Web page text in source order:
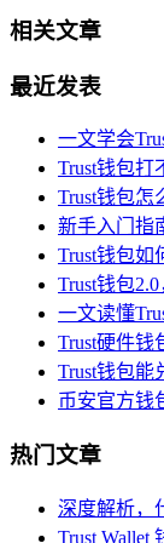
相关文章
最近发表
一文学会
Trust钱包打
Trust钱包怎
新手入门指
Trust钱包如
Trust钱包
一文读懂
Trust硬件钱
Trust钱包能
币安官方钱
热门文章
深度解析，
Trust Wallet